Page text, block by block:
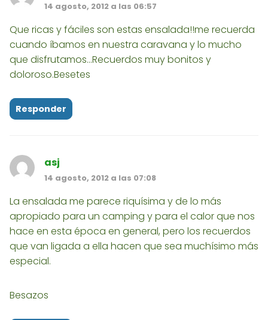
14 agosto, 2012 a las 06:57
Que ricas y fáciles son estas ensalada!!me recuerda
cuando íbamos en nuestra caravana y lo mucho
que disfrutamos...Recuerdos muy bonitos y
doloroso.Besetes
Responder
asj
14 agosto, 2012 a las 07:08
La ensalada me parece riquísima y de lo más
apropiado para un camping y para el calor que nos
hace en esta época en general, pero los recuerdos
que van ligada a ella hacen que sea muchísimo más
especial.
Besazos